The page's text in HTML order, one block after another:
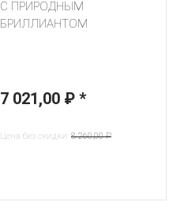
С ПРИРОДНЫМ
БРИЛЛИАНТОМ
7 021,00 ₽*
Цена без скидки: 8 260,00 ₽